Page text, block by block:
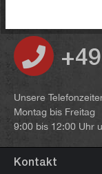
Haben Sie
Unsere
Montag bis Freitag
9:00 bis 12:00 Uhr
Kontakt